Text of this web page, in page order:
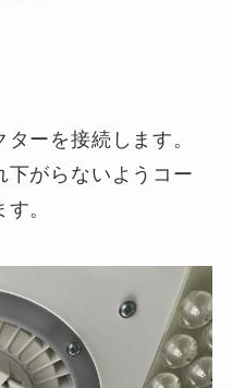
ーを接続します。
下がらないようコー
。